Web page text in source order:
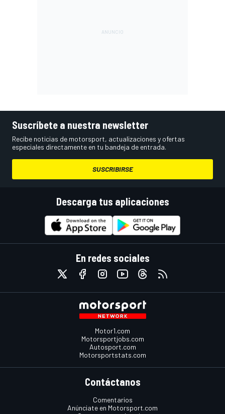
Suscríbete a nuestra newsletter
Recibe noticias de motorsport, actualizaciones y ofertas
especiales directamente en tu bandeja de entrada.
SUSCRIBIRSE
Descarga tus aplicaciones
En redes sociales
Motor1.com
Motorsportjobs.com
Autosport.com
Motorsportstats.com
Contáctanos
Comentarios
Anúnciate en Motorsport.com